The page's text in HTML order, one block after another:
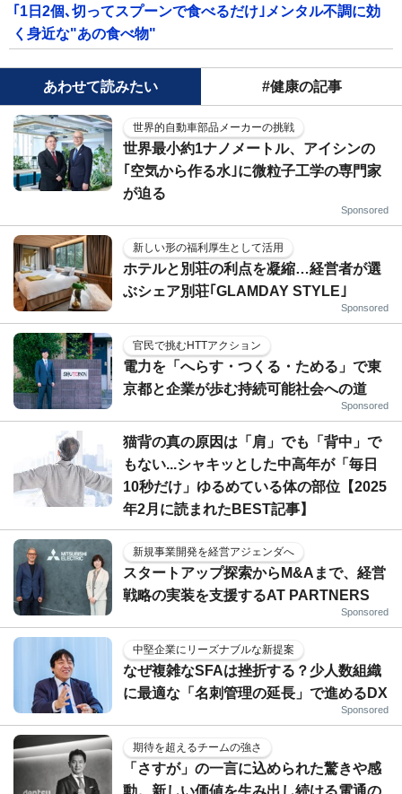
｢1日2個､切ってスプーンで食べるだけ｣メンタル不調に効
く身近な"あの食べ物"
あわせて読みたい #健康の記事
世界的自動車部品メーカーの挑戦
世界最小約1ナノメートル、アイシンの
｢空気から作る水｣に微粒子工学の専門家
が迫る
Sponsored
新しい形の福利厚生として活用
ホテルと別荘の利点を凝縮…経営者が選
ぶシェア別荘｢GLAMDAY STYLE｣
Sponsored
官民で挑むHTTアクション
電力を「へらす・つくる・ためる」で東
京都と企業が歩む持続可能社会への道
Sponsored
猫背の真の原因は「肩」でも「背中」で
もない...シャキッとした中高年が「毎日
10秒だけ」ゆるめている体の部位【2025
年2月に読まれたBEST記事】
新規事業開発を経営アジェンダへ
スタートアップ探索からM&Aまで、経営
戦略の実装を支援するAT PARTNERS
Sponsored
中堅企業にリーズナブルな新提案
なぜ複雑なSFAは挫折する？少人数組織
に最適な「名刺管理の延長」で進めるDX
Sponsored
期待を超えるチームの強さ
「さすが」の一言に込められた驚きや感